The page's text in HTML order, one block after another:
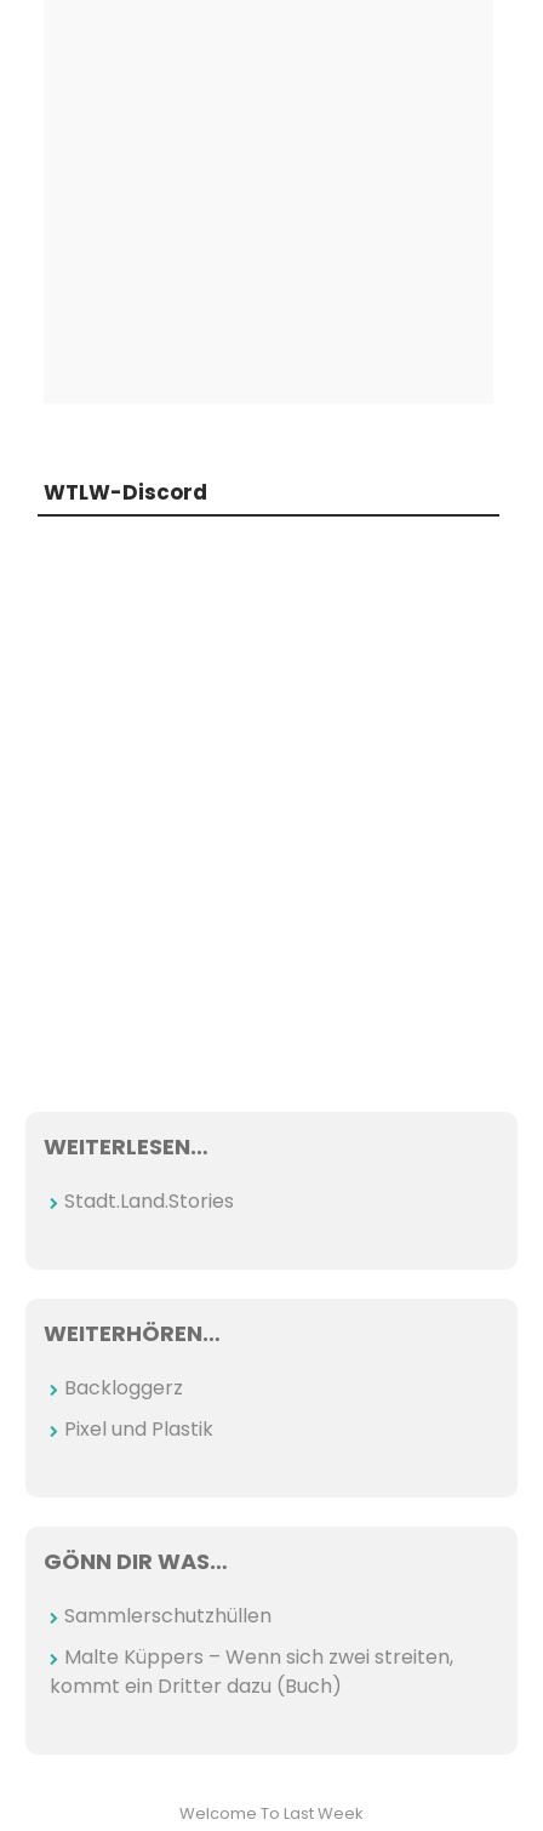
WTLW-Discord
WEITERLESEN…
Stadt.Land.Stories
WEITERHÖREN…
Backloggerz
Pixel und Plastik
GÖNN DIR WAS…
Sammlerschutzhüllen
Malte Küppers – Wenn sich zwei streiten,
kommt ein Dritter dazu (Buch)
Welcome To Last Week